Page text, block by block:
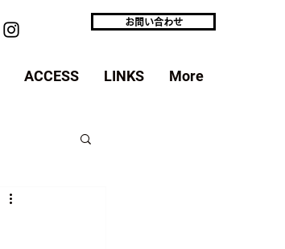
お問い合わせ
ACCESS LINKS More